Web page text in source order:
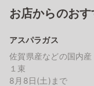
お店からのお
アスパラガス
佐賀県産などの国内産
１束
8月8日(土)まで